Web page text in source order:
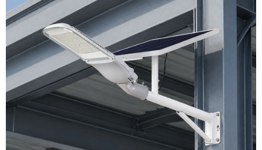
5.0
z
hviezdičiek.